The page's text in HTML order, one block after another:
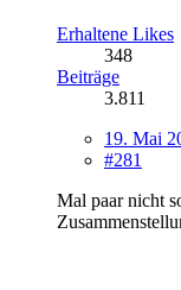
Erhaltene Likes
348
Beiträge
3.811
19. Mai
#281
Mal paar nicht